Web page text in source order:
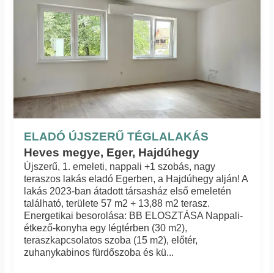
ELADÓ ÚJSZERŰ TÉGLALAKÁS
Heves megye, Eger, Hajdúhegy
Újszerű, 1. emeleti, nappali +1 szobás, nagy
teraszos lakás eladó Egerben, a Hajdúhegy alján! A
lakás 2023-ban átadott társasház első emeletén
található, területe 57 m2 + 13,88 m2 terasz.
Energetikai besorolása: BB ELOSZTÁSA Nappali-
étkező-konyha egy légtérben (30 m2),
teraszkapcsolatos szoba (15 m2), előtér,
zuhanykabinos fürdőszoba és kü...